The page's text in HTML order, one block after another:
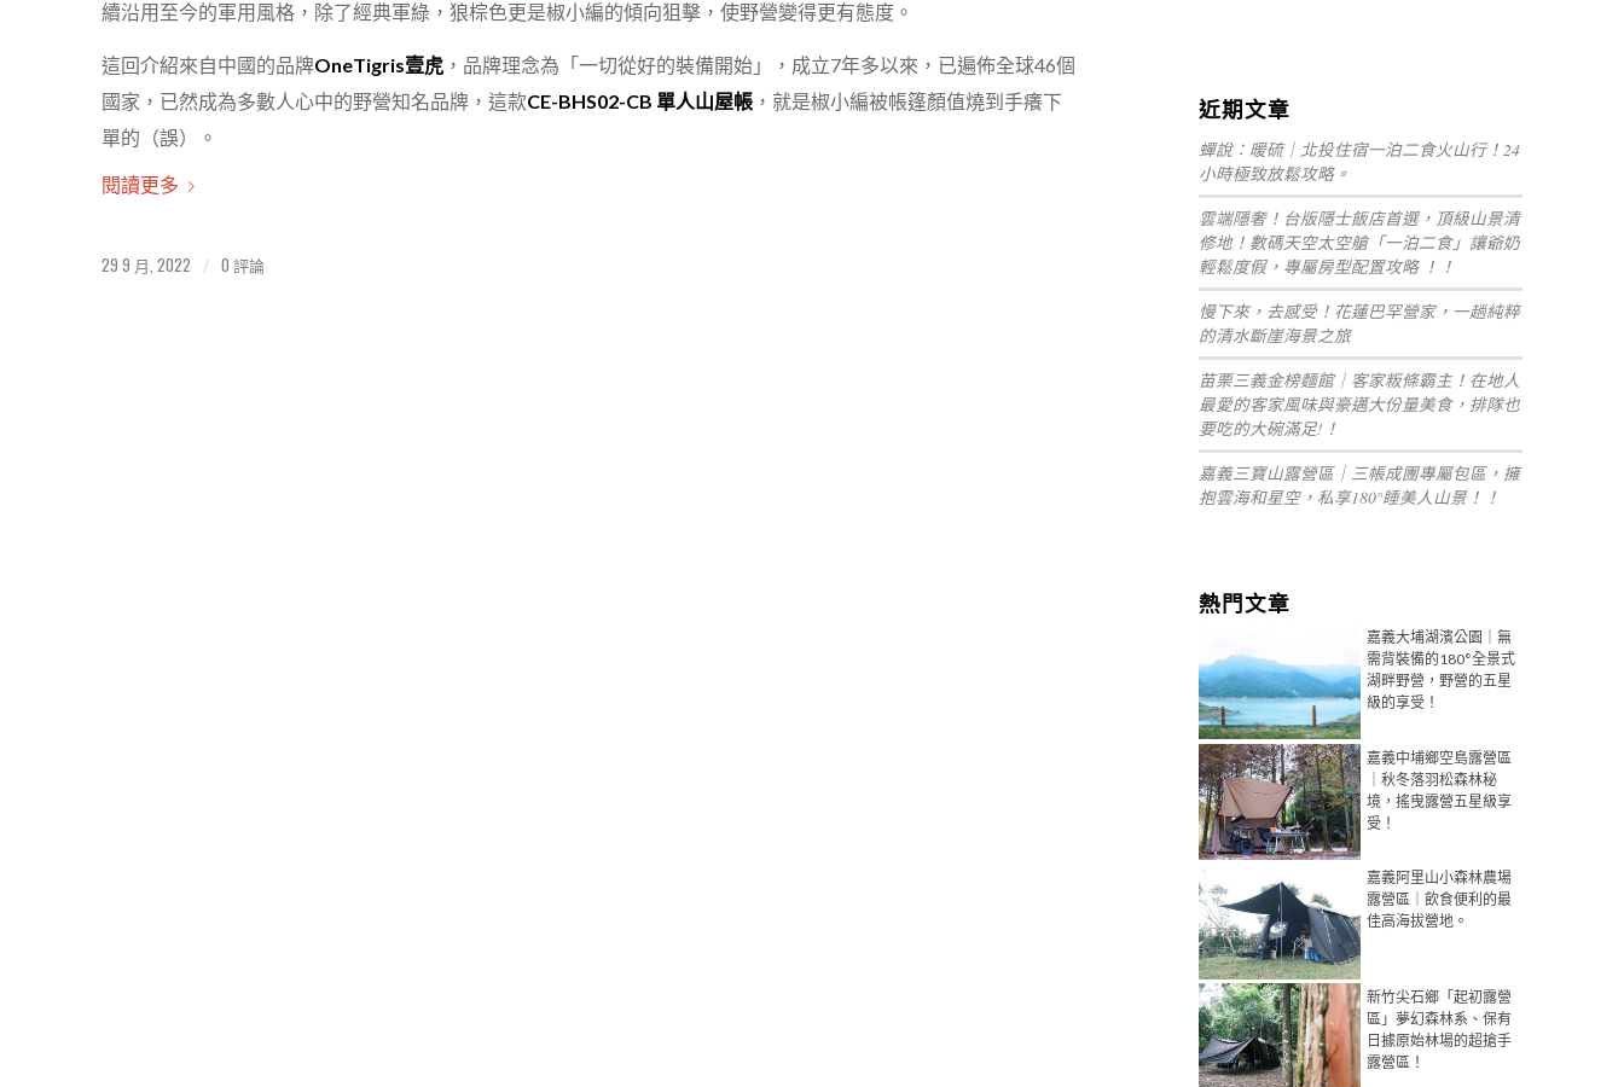
續沿用至今的軍用風格，除了經典軍綠，狼棕色更是椒小編的傾向狙擊，使野營變得更有態度。
這回介紹來自中國的品牌OneTigris壹虎，品牌理念為「一切從好的裝備開始」，成立7年多以來，已遍佈全球46個
國家，已然成為多數人心中的野營知名品牌，這款CE-BHS02-CB 單人山屋帳，就是椒小編被帳篷顏值燒到手癢下
單的（誤）。
閱讀更多
29 9 月, 2022 / 0 評論
近期文章
蟬說：暖硫｜北投住宿一泊二食火山行！24
小時極致放鬆攻略。
雲端隱奢！台版隱士飯店首選，頂級山景清
修地！數碼天空太空艙「一泊二食」讓爺奶
輕鬆度假，專屬房型配置攻略 ！！
慢下來，去感受！花蓮巴罕營家，一趟純粹
的清水斷崖海景之旅
苗栗三義金榜麵館｜客家粄條霸主！在地人
最愛的客家風味與豪邁大份量美食，排隊也
要吃的大碗滿足!！
嘉義三寶山露營區｜三帳成團專屬包區，擁
抱雲海和星空，私享180°睡美人山景！！
熱門文章
嘉義大埔湖濱公園｜無
需背裝備的180°全景式
湖畔野營，野營的五星
級的享受！
嘉義中埔鄉空島露營區
｜秋冬落羽松森林秘
境，搖曳露營五星級享
受！
嘉義阿里山小森林農場
露營區｜飲食便利的最
佳高海拔營地。
新竹尖石鄉「起初露營
區」夢幻森林系、保有
日據原始林場的超搶手
露營區！